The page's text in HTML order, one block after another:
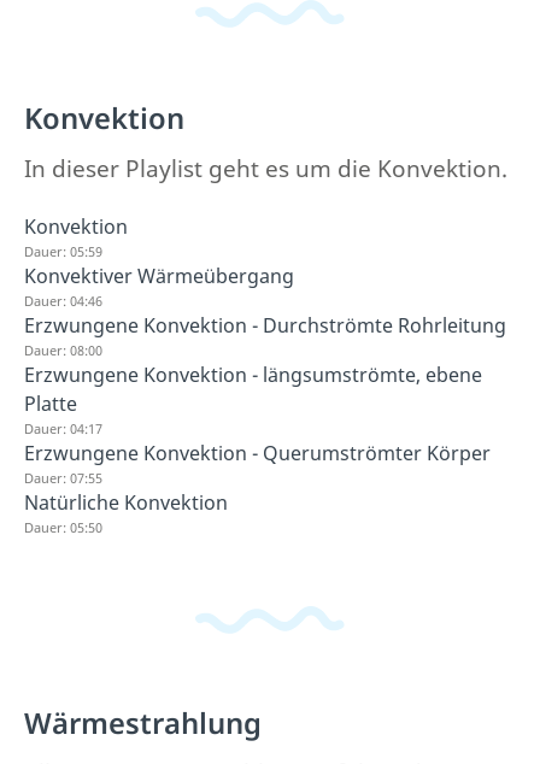
Konvektion
In dieser Playlist geht es um die Konvektion.
Konvektion
Dauer: 05:59
Konvektiver Wärmeübergang
Dauer: 04:46
Erzwungene Konvektion - Durchströmte Rohrleitung
Dauer: 08:00
Erzwungene Konvektion - längsumströmte, ebene
Platte
Dauer: 04:17
Erzwungene Konvektion - Querumströmter Körper
Dauer: 07:55
Natürliche Konvektion
Dauer: 05:50
Wärmestrahlung